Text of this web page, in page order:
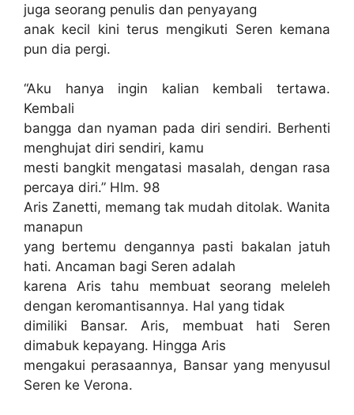
juga seorang penulis dan penyayang
anak kecil kini terus mengikuti Seren kemana
pun dia pergi.
“Aku hanya ingin kalian kembali tertawa.
Kembali
bangga dan nyaman pada diri sendiri. Berhenti
menghujat diri sendiri, kamu
mesti bangkit mengatasi masalah, dengan rasa
percaya diri.” Hlm. 98
Aris Zanetti, memang tak mudah ditolak. Wanita
manapun
yang bertemu dengannya pasti bakalan jatuh
hati. Ancaman bagi Seren adalah
karena Aris tahu membuat seorang meleleh
dengan keromantisannya. Hal yang tidak
dimiliki Bansar. Aris, membuat hati Seren
dimabuk kepayang. Hingga Aris
mengakui perasaannya, Bansar yang menyusul
Seren ke Verona.